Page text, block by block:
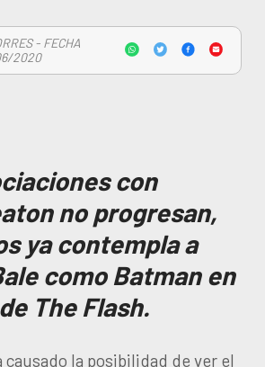
- FECHA
2020
con
no progresan,
ya contempla a
como Batman en
The Flash.
causado la posibilidad de ver el